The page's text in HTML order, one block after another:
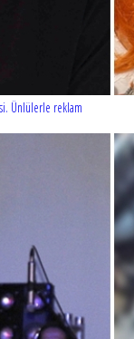
Ünlülerle reklam